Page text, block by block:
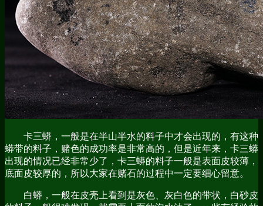
卡三蟒，一般是在半山半水的料子中才会出现的，有这种
蟒带的料子，赌色的成功率是非常高的，但是近年来，卡三蟒
出现的情况已经非常少了，卡三蟒的料子一般是表面皮较薄，
底面皮较厚的，所以大家在赌石的过程中一定要细心留意。
白蟒，一般在皮壳上看到是灰色、灰白色的带状，白砂皮